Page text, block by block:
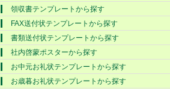
領収書テンプレートから探す
FAX送付状テンプレートから探す
書類送付状テンプレートから探す
社内啓蒙ポスターから探す
お中元お礼状テンプレートから探す
お歳暮お礼状テンプレートから探す